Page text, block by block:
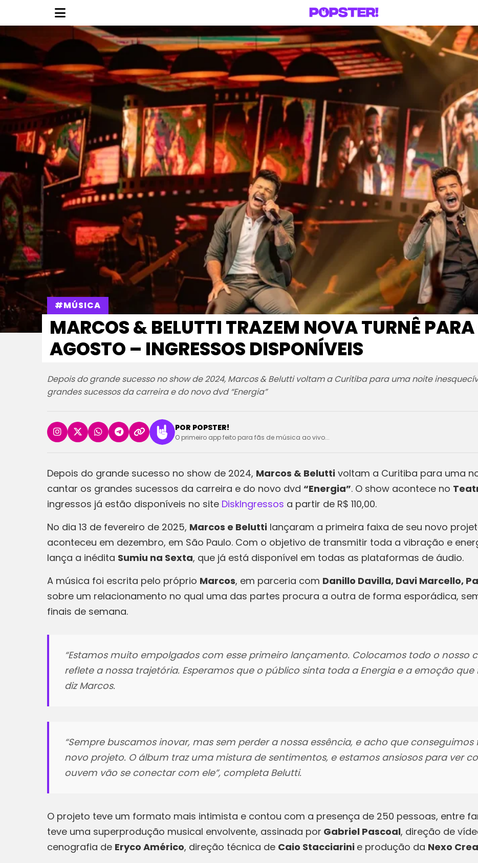
#MÚSICA
MARCOS & BELUTTI TRAZEM NOVA TURNÊ
AGOSTO – INGRESSOS DISPONÍVEIS
Depois do grande sucesso no show de 2024, Marcos & Belutti voltam a Curitiba para uma noite
grandes sucessos da carreira e do novo dvd “Energia”
POR POPSTER!
O primeiro app feito para fãs de música ao vivo...
Depois do grande sucesso no show de 2024, Marcos & Belutti voltam a Curitiba para uma
cantar os grandes sucessos da carreira e do novo dvd “Energia”. O show acontece no
ingressos já estão disponíveis no site DiskIngressos a partir de R$ 110,00.
No dia 13 de fevereiro de 2025, Marcos e Belutti lançaram a primeira faixa de seu novo
aconteceu em dezembro, em São Paulo. Com o objetivo de transmitir toda a vibração e
lança a inédita Sumiu na Sexta, que já está disponível em todas as plataformas de áudio.
A música foi escrita pelo próprio Marcos, em parceria com Danillo Davilla, Davi Marcello,
sobre um relacionamento no qual uma das partes procura a outra de forma esporádica,
finais de semana.
“Estamos muito empolgados com esse primeiro lançamento. Colocamos todo o nosso
reflete a nossa trajetória. Esperamos que o público sinta toda a Energiae a emoção que
diz Marcos.
“Sempre buscamos inovar, mas sem perder a nossa essência, e acho que
novo projeto. O álbum traz uma mistura de sentimentos, e estamos ansiosos para ver
ouvem vão se conectar com ele”, completa Belutti.
O projeto teve um formato mais intimista e contou com a presença de 250 pessoas, entre
teve uma superprodução musical envolvente, assinada por Gabriel Pascoal, direção de
cenografia de Eryco Américo, direção técnica de Caio Stacciarini e produção da Nexo